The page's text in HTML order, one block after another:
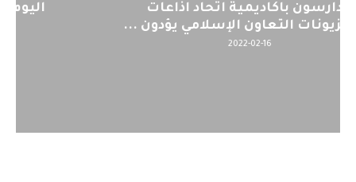
اليوم : المشاركة بالاجتماع التحضيري
لمنظمي قمة اسيا...